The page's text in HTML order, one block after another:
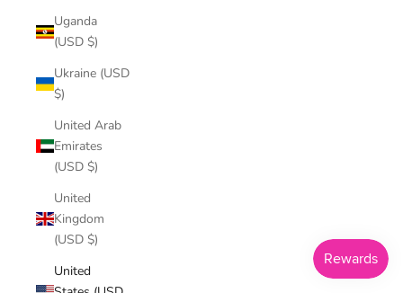
Uganda
(USD $)
Ukraine (USD
$)
United Arab
Emirates
(USD $)
United
Kingdom
(USD $)
United